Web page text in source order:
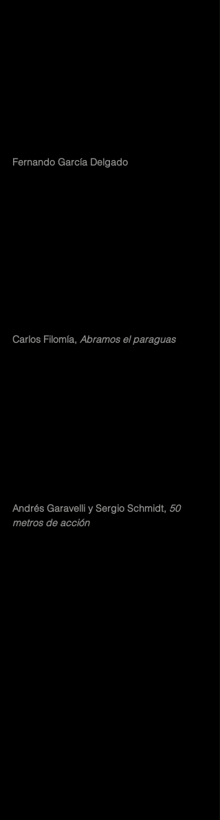
Fernando García Delgado
Carlos Filomía, Abramos el paraguas
Andrés Garavelli y Sergio Schmidt, 50
metros de acción